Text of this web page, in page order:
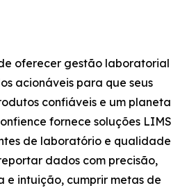
oferecer gestão laboratorial
acionáveis para que seus
confiáveis e um planeta
fornece soluções LIMS
de laboratório e qualidade
dados com precisão,
e intuição, cumprir metas de